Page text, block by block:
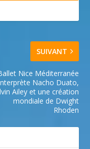
SUIVANT
Nice Méditerranée
Nacho Duato,
Ailey et une création
mondiale de Dwight
Rhoden